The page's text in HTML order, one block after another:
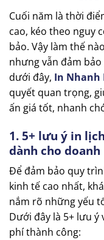
Cuối năm là thời
cao, kéo theo nguy
bảo. Vậy làm thế
nhưng vẫn đảm
dưới đây, In Nhanh
quyết quan trọng,
ấn giá tốt, nhanh
1. 5+ lưu ý in
dành cho
Để đảm bảo quy
kinh tế cao nhất,
nắm rõ những yếu
Dưới đây là 5+ lưu
phí thành công: